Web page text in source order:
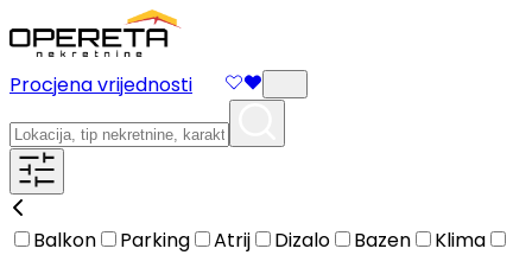
Procjena vrijednosti
Balkon Parking Atrij Dizalo Bazen
Klima